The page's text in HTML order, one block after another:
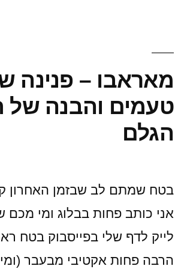
מאראבו – פנינה
טעמים והבנה של
הגלם
בטח שמתם לב שבזמן האחרון
אני כותב פחות בבלוג ומי
לייק לדף שלי בפייסבוק בטח
הרבה פחות אקטיבי מבעבר